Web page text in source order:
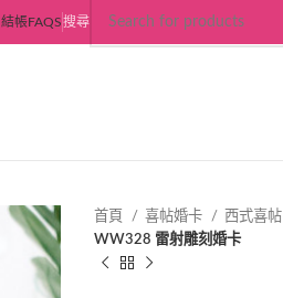
結帳FAQS搜尋
首頁 喜帖婚卡
西式喜帖
WW328 雷射雕刻婚卡